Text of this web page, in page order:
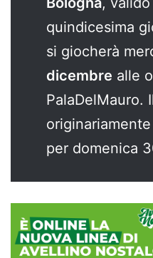
quindicesima
si giocherà
dicembre alle
PalaDelMauro.
per domenica